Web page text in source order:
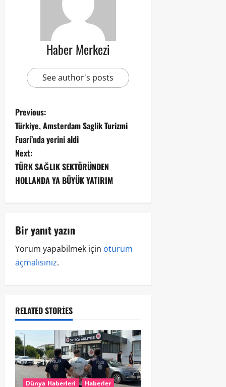
Haber Merkezi
See author's posts
Previous:
Türkiye, Amsterdam Saglik Turizmi
Fuari’nda yerini aldi
Next:
TÜRK SAĞLIK SEKTÖRÜNDEN
HOLLANDA YA BÜYÜK YATIRIM
Bir yanıt yazın
Yorum yapabilmek için oturum
açmalısınız.
RELATED STORIES
Dünya Haberleri
Haberler